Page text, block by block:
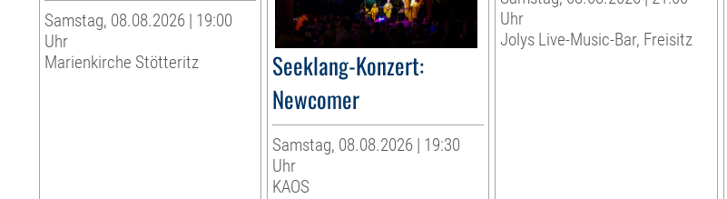
Samstag, 08.08.2026 | 19:00
Uhr
Marienkirche Stötteritz
Seeklang-Konzert:
Newcomer
Samstag, 08.08.2026 | 19:30
Uhr
KAOS
Uhr
Jolys Live-Music-Bar, Freisitz